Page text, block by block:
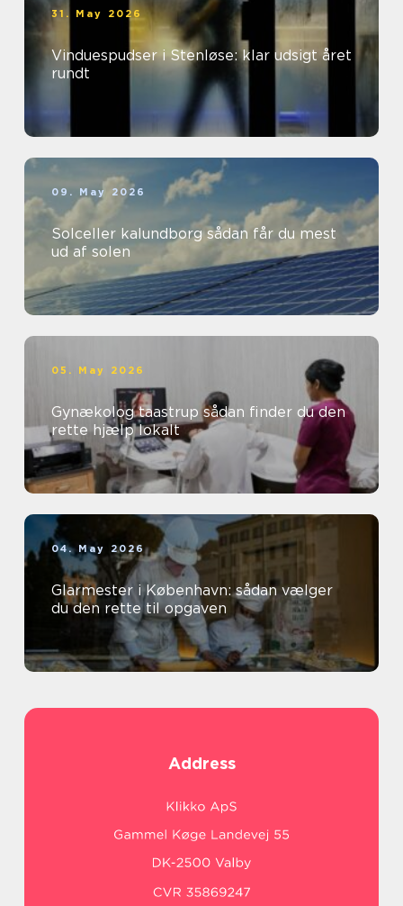
31. May 2026
Vinduespudser i Stenløse: klar udsigt året
rundt
09. May 2026
Solceller kalundborg sådan får du mest
ud af solen
05. May 2026
Gynækolog taastrup sådan finder du den
rette hjælp lokalt
04. May 2026
Glarmester i København: sådan vælger
du den rette til opgaven
Address